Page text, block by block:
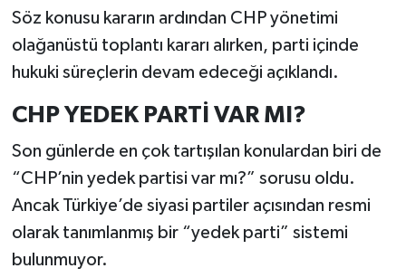
Söz konusu kararın ardından CHP yönetimi
olağanüstü toplantı kararı alırken, parti içinde
hukuki süreçlerin devam edeceği açıklandı.
CHP YEDEK PARTİ VAR MI?
Son günlerde en çok tartışılan konulardan biri de
“CHP’nin yedek partisi var mı?” sorusu oldu.
Ancak Türkiye’de siyasi partiler açısından resmi
olarak tanımlanmış bir “yedek parti” sistemi
bulunmuyor.